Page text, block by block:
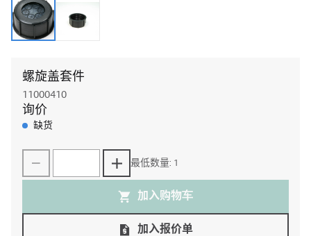
螺旋盖套件
11000410
询价
缺货
最低数量: 1
加入购物⻋
加入报价单